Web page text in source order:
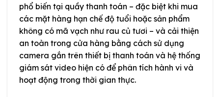
phổ biến tại quầy thanh toán – đặc biệt khi mua
các mặt hàng hạn chế độ tuổi hoặc sản phẩm
không có mã vạch như rau củ tươi – và cải thiện
an toàn trong cửa hàng bằng cách sử dụng
camera gắn trên thiết bị thanh toán và hệ thống
giám sát video hiện có để phân tích hành vi và
hoạt động trong thời gian thực.